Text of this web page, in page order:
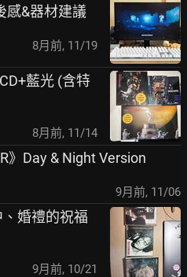
感&器材建議
8月前, 11/19
藍光 (含特
8月前, 11/14
》Day & Night Version
9月前, 11/06
婚禮的祝福
9月前, 10/21